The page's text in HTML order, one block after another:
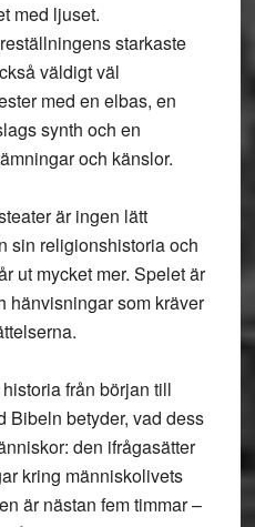
med ljuset.
starkaste
väldigt väl
med en elbas, en
synth och en
och känslor.
är ingen lätt
sin religionshistoria och
ut mycket mer. Spelet är
hänvisningar som kräver
från början till
Bibeln betyder, vad dess
den ifrågasätter
kring människolivets
är nästan fem timmar –